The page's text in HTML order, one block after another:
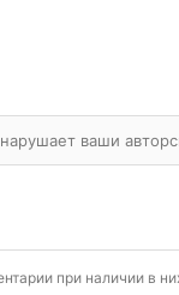
ваши
при наличии в